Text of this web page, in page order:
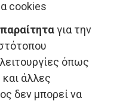
cookies
για την
όπως
άλλες
δεν μπορεί να